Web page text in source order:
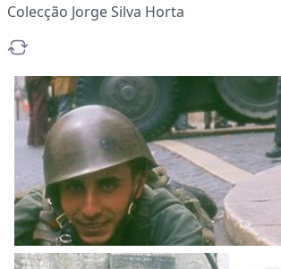
Colecção Jorge Silva Horta